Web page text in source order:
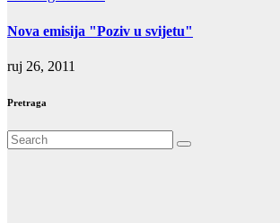
Nova emisija "Poziv u svijetu"
ruj 26, 2011
Pretraga